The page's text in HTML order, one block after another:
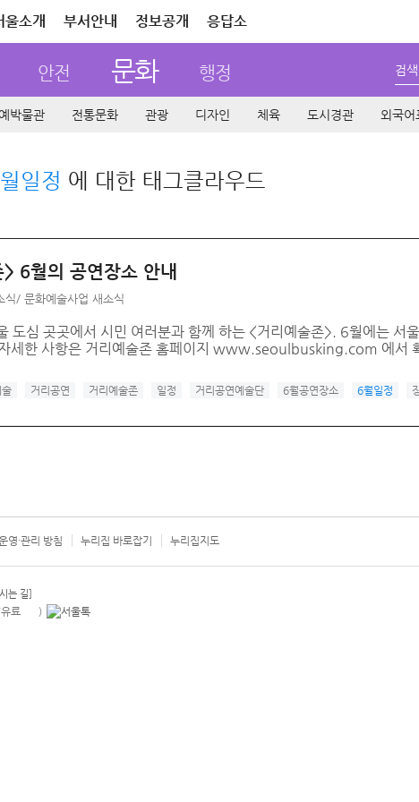
울소개 부서안내 정보공개 응답소
안전 문화 행정 검
박물관 전통문화 관광 디자인 체육 도시경관 외국어
일정 에 대한 태그클라우드
6월의 공연장소 안내
식/ 문화예술사업 새소식
도심 곳곳에서 시민 여러분과 함께 하는 <거리예술존>. 6월에는 서
세한 사항은 거리예술존 홈페이지 www.seoulbusking.com 에서
술 거리공연 거리예술존 일정 거리공연예술단 6월공연장소 6월일정
영·관리 방침 누리집 바로잡기 누리집지도
는 길]
료 안내팝업 열기
)